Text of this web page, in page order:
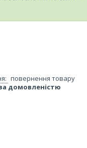
повернення товару
домовленістю